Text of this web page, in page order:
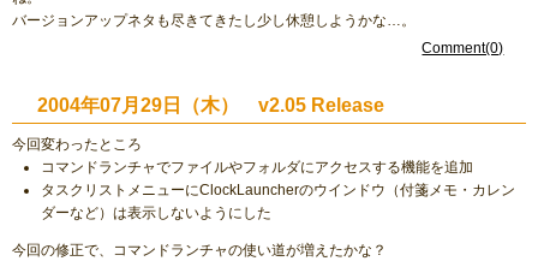
バージョンアップネタも尽きてきたし少し休憩しようかな…。
Comment(0)
2004年07月29日（木） v2.05 Release
今回変わったところ
コマンドランチャでファイルやフォルダにアクセスする機能を追加
タスクリストメニューにClockLauncherのウインドウ（付箋メモ・カレン
ダーなど）は表示しないようにした
今回の修正で、コマンドランチャの使い道が増えたかな？